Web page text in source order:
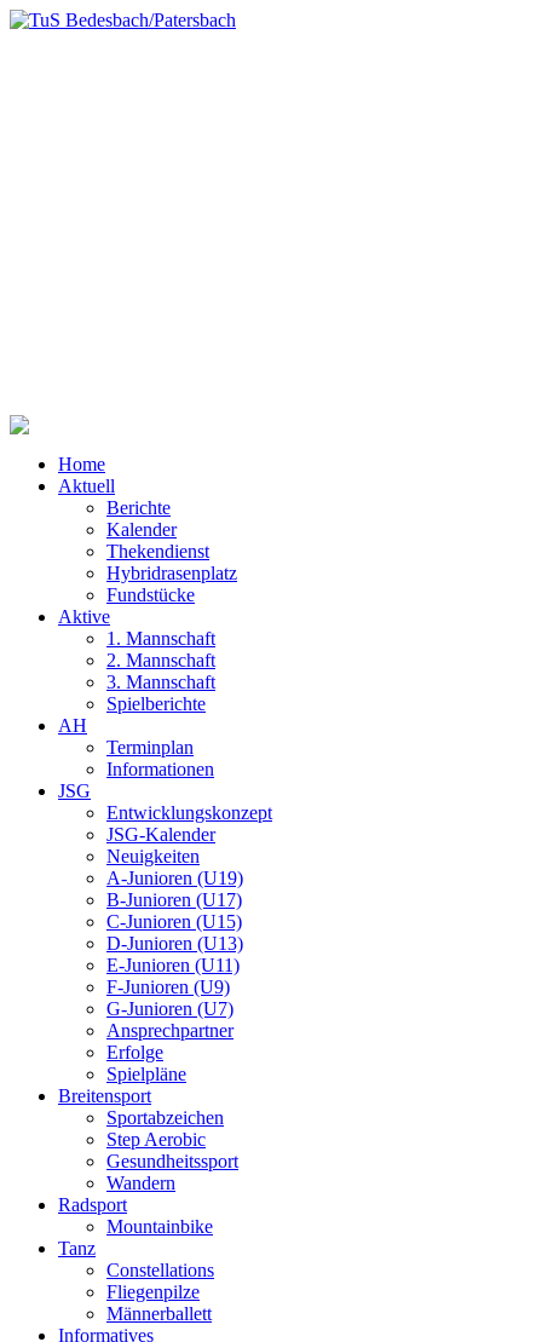
Home
Aktuell
Berichte
Kalender
Thekendienst
Hybridrasenplatz
Fundstücke
Aktive
1. Mannschaft
2. Mannschaft
3. Mannschaft
Spielberichte
AH
Terminplan
Informationen
JSG
Entwicklungskonzept
JSG-Kalender
Neuigkeiten
A-Junioren (U19)
B-Junioren (U17)
C-Junioren (U15)
D-Junioren (U13)
E-Junioren (U11)
F-Junioren (U9)
G-Junioren (U7)
Ansprechpartner
Erfolge
Spielpläne
Breitensport
Sportabzeichen
Step Aerobic
Gesundheitssport
Wandern
Radsport
Mountainbike
Tanz
Constellations
Fliegenpilze
Männerballett
Informatives